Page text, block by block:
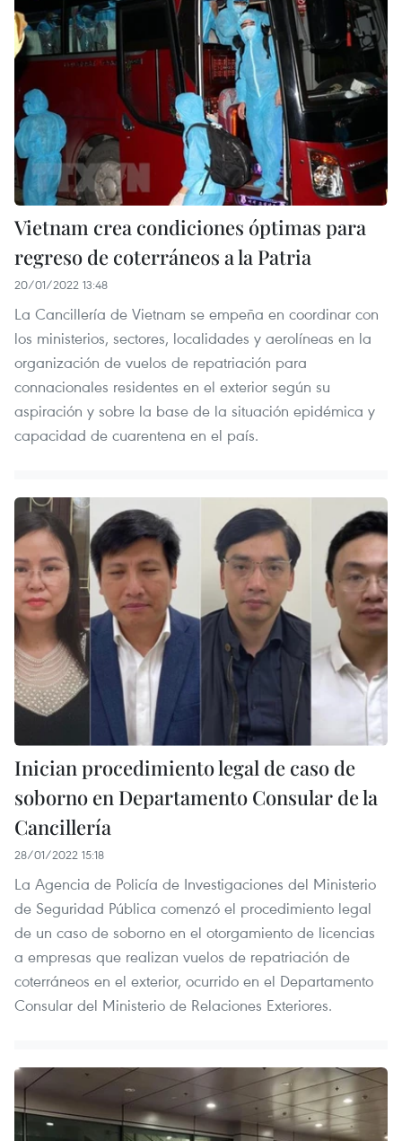
Vietnam crea condiciones óptimas para
regreso de coterráneos a la Patria
20/01/2022 13:48
La Cancillería de Vietnam se empeña en coordinar con
los ministerios, sectores, localidades y aerolíneas en la
organización de vuelos de repatriación para
connacionales residentes en el exterior según su
aspiración y sobre la base de la situación epidémica y
capacidad de cuarentena en el país.
Inician procedimiento legal de caso de
soborno en Departamento Consular de la
Cancillería
28/01/2022 15:18
La Agencia de Policía de Investigaciones del Ministerio
de Seguridad Pública comenzó el procedimiento legal
de un caso de soborno en el otorgamiento de licencias
a empresas que realizan vuelos de repatriación de
coterráneos en el exterior, ocurrido en el Departamento
Consular del Ministerio de Relaciones Exteriores.